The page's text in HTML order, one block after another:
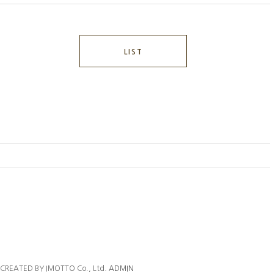
LIST
CREATED BY IMOTTO Co., Ltd. ADMIN